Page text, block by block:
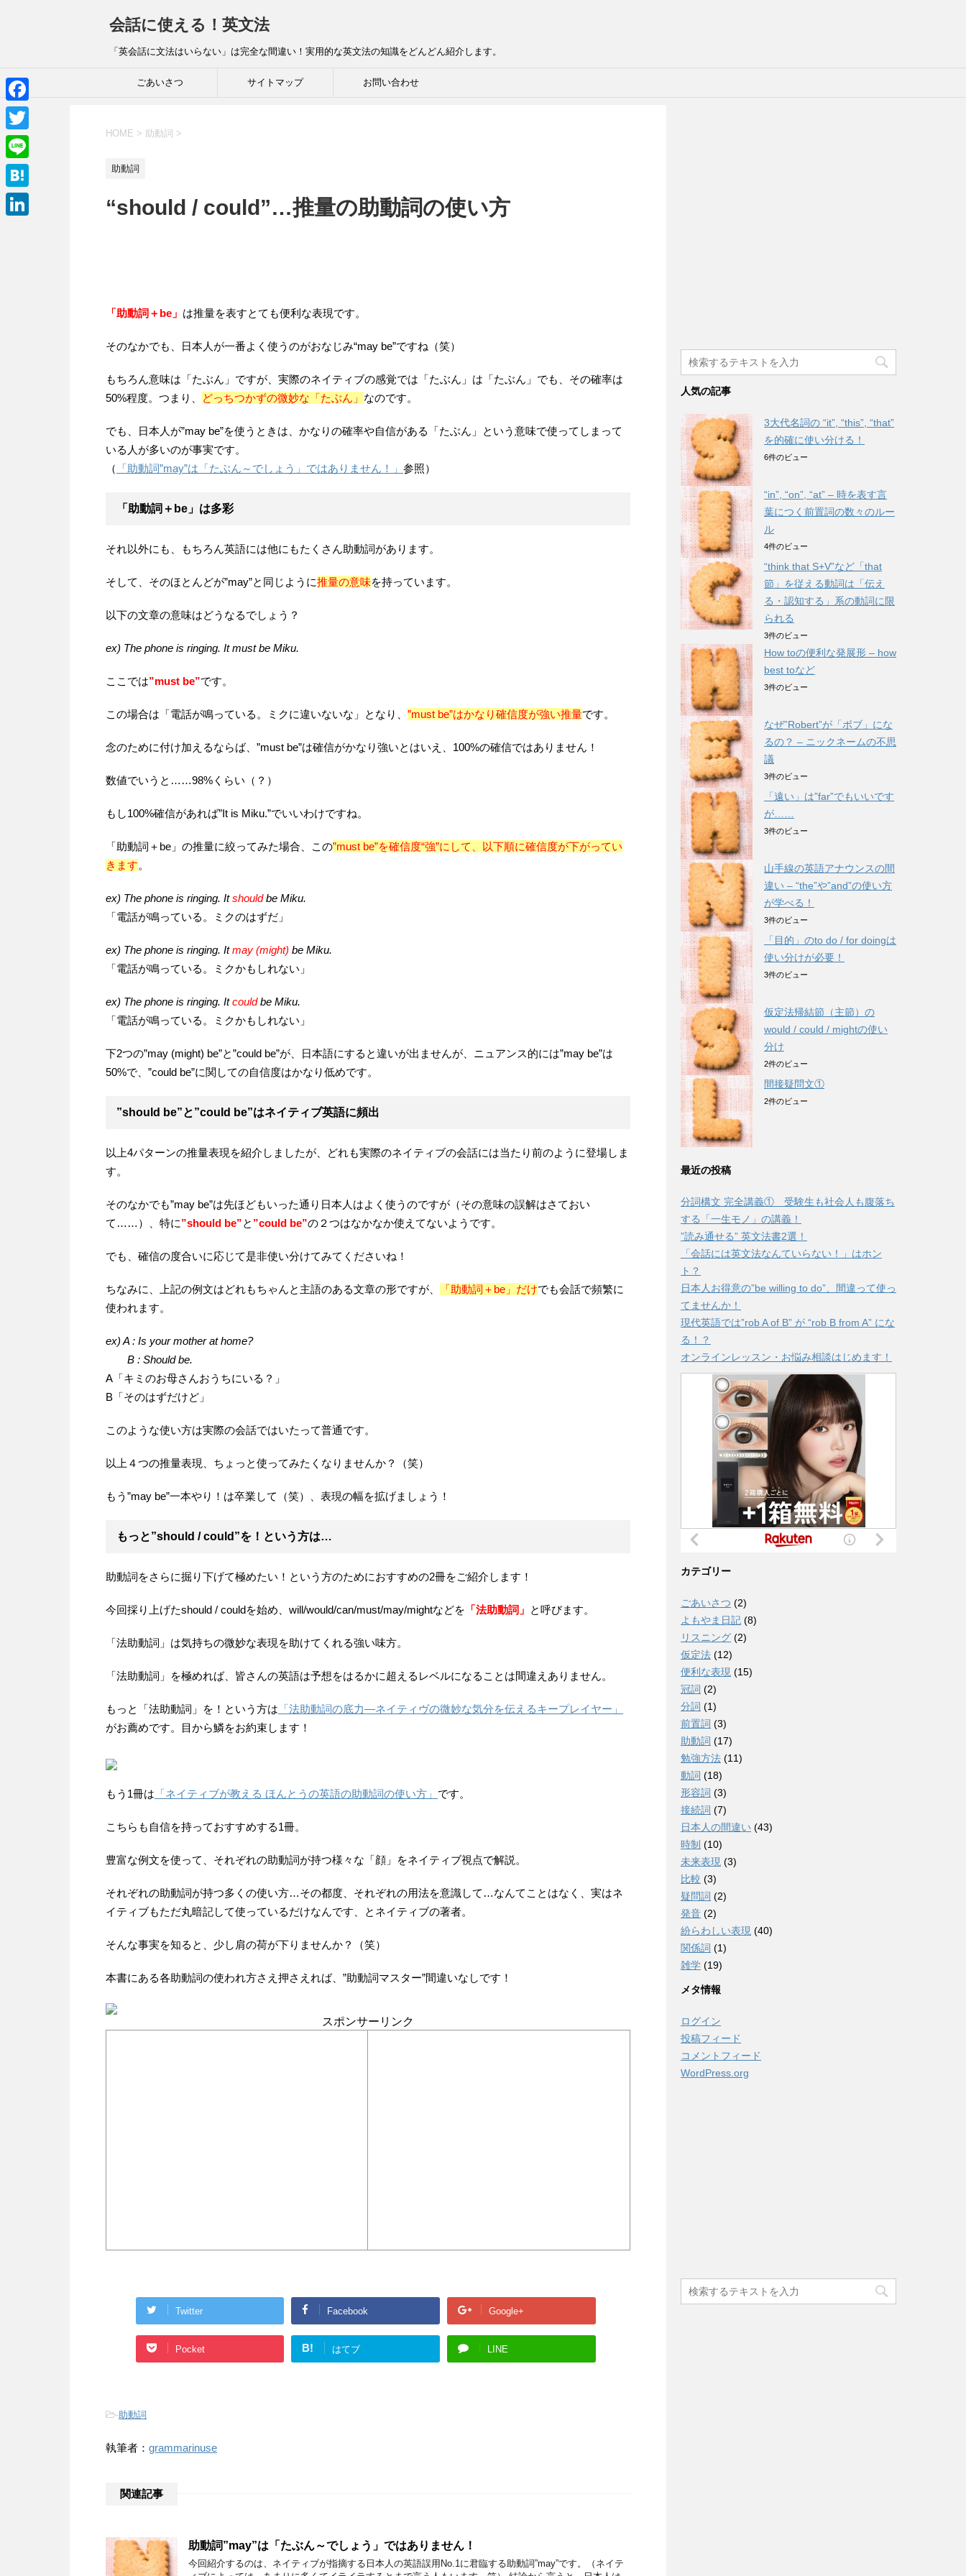
会話に使える！英文法
「英会話に文法はいらない」は完全な間違い！実用的な英文法の知識をどんどん紹介します。
ごあいさつ サイトマップ お問い合わせ
HOME > 助動詞 >
助動詞
“should / could”…推量の助動詞の使い方
「助動詞＋be」 は推量を表すとても便利な表現です。
そのなかでも、日本人が一番よく使うのがおなじみ“may be”ですね（笑）
もちろん意味は「たぶん」ですが、実際のネイティブの感覚では「たぶん」は「たぶん」でも、その確率は
50%程度。つまり、
どっちつかずの微妙な「たぶん」 なのです。
でも、日本人が”may be”を使うときは、かなりの確率や自信がある「たぶん」という意味で使ってしまって
いる人が多いのが事実です。
（
「助動詞”may”は「たぶん～でしょう」ではありません！」 参照）
「助動詞＋be」は多彩
それ以外にも、もちろん英語には他にもたくさん助動詞があります。
そして、そのほとんどが”may”と同じように推量の意味を持っています。
以下の文章の意味はどうなるでしょう？
ex) The phone is ringing. It must be Miku.
ここでは”must be”です。
この場合は「電話が鳴っている。ミクに違いないな」となり、 ”must be”はかなり確信度が強い推量です。
念のために付け加えるならば、”must be”は確信がかなり強いとはいえ、100%の確信ではありません！
数値でいうと……98%くらい（？）
もし100%確信があれば”It is Miku.”でいいわけですね。
「助動詞＋be」の推量に絞ってみた場合、この”must be”を確信度“強”にして、以下順に確信度が下がってい
きます。
ex) The phone is ringing. Itshouldbe Miku.
「電話が鳴っている。ミクのはずだ」
ex) The phone is ringing. Itmay (might) be Miku.
「電話が鳴っている。ミクかもしれない」
ex) The phone is ringing. Itcouldbe Miku.
「電話が鳴っている。ミクかもしれない」
下2つの”may (might) be”と”could be”が、日本語にすると違いが出ませんが、ニュアンス的には”may be”は
50%で、”could be”に関しての自信度はかなり低めです。
”should be”と”could be”はネイティブ英語に頻出
以上4パターンの推量表現を紹介しましたが、どれも実際のネイティブの会話には当たり前のように登場しま
す。
そのなかでも”may be”は先ほどもいった通り日本人はよく使うのですが（その意味の誤解はさておい
て……）、特に”should be”と ”could be”の２つはなかなか使えてないようです。
でも、確信の度合いに応じて是非使い分けてみてくださいね！
ちなみに、上記の例文はどれもちゃんと主語のある文章の形ですが、 「助動詞＋be」だけでも会話で頻繁に
使われます。
ex) A : Is your mother at home?
B : Should be.
A「キミのお母さんおうちにいる？」
B「そのはずだけど」
このような使い方は実際の会話ではいたって普通です。
以上４つの推量表現、ちょっと使ってみたくなりませんか？（笑）
もう”may be”一本やり！は卒業して（笑）、表現の幅を拡げましょう！
もっと”should / could”を！という方は…
助動詞をさらに掘り下げて極めたい！という方のためにおすすめの2冊をご紹介します！
今回採り上げたshould / couldを始め、will/would/can/must/may/mightなどを 「法助動詞」 と呼びます。
「法助動詞」は気持ちの微妙な表現を助けてくれる強い味方。
「法助動詞」を極めれば、皆さんの英語は予想をはるかに超えるレベルになることは間違えありません。
もっと「法助動詞」を！という方は 「法助動詞の底力―ネイティヴの微妙な気分を伝えるキープレイヤー」
がお薦めです。目から鱗をお約束します！
もう1冊は 「ネイティブが教える ほんとうの英語の助動詞の使い方」 です。
こちらも自信を持っておすすめする1冊。
豊富な例文を使って、それぞれの助動詞が持つ様々な「顔」をネイティブ視点で解説。
それぞれの助動詞が持つ多くの使い方…その都度、それぞれの用法を意識して…なんてことはなく、実はネ
イティブもただ丸暗記して使っているだけなんです、とネイティブの著者。
そんな事実を知ると、少し肩の荷が下りませんか？（笑）
本書にある各助動詞の使われ方さえ押さえれば、”助動詞マスター”間違いなしです！
スポンサーリンク
Twitter Facebook Google+
Pocket B! はてブ LINE
-助動詞
執筆者： grammarinuse
関連記事
助動詞”may”は「たぶん～でしょう」ではありません！
今回紹介するのは、ネイティブが指摘する日本人の英語誤用No.1に君臨する助動詞”may”です。（ネイテ
人気の記事
3大代名詞の “it”, “this”, “that”
を的確に使い分ける！
6件のビュー
“in”, “on”, “at” – 時を表す言
葉につく前置詞の数々のルー
ル
4件のビュー
“think that S+V”など「that
節」を従える動詞は「伝え
る・認知する」系の動詞に限
られる
3件のビュー
How toの便利な発展形 – how
best toなど
3件のビュー
なぜ”Robert”が「ボブ」にな
るの？ – ニックネームの不思
議
3件のビュー
「遠い」は”far”でもいいです
が……
3件のビュー
山手線の英語アナウンスの間
違い – “the”や”and”の使い方
が学べる！
3件のビュー
「目的」のto do / for doingは
使い分けが必要！
3件のビュー
仮定法帰結節（主節）の
would / could / mightの使い
分け
2件のビュー
間接疑問文①
2件のビュー
最近の投稿
分詞構文 完全講義① 受験生も社会人も腹落ち
する「一生モノ」の講義！
”読み通せる” 英文法書2選！
「会話には英文法なんていらない！」はホン
ト？
日本人お得意の”be willing to do”、間違って使っ
てませんか！
現代英語では”rob A of B” が “rob B from A” にな
る！？
オンラインレッスン・お悩み相談はじめます！
カテゴリー
ごあいさつ (2)
よもやま日記 (8)
リスニング (2)
仮定法 (12)
便利な表現 (15)
冠詞 (2)
分詞 (1)
前置詞 (3)
助動詞 (17)
勉強方法 (11)
動詞 (18)
形容詞 (3)
接続詞 (7)
日本人の間違い (43)
時制 (10)
未来表現 (3)
比較 (3)
疑問詞 (2)
発音 (2)
紛らわしい表現 (40)
関係詞 (1)
雑学 (19)
メタ情報
ログイン
投稿フィード
コメントフィード
WordPress.org
F
a
c
e
b
T
w
i
L
i
n
H